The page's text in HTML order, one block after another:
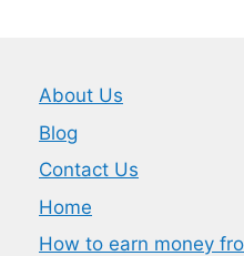
About Us
Blog
Contact Us
Home
How to earn money